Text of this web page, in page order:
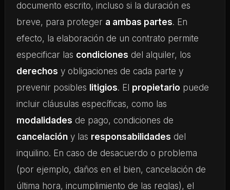
documento escrito, incluso si la duración es
breve, para proteger a ambas partes. En
efecto, la elaboración de un contrato permite
especificar las condiciones del alquiler, los
derechos y obligaciones de cada parte y
prevenir posibles litigios. El propietario puede
incluir cláusulas específicas, como las
modalidades de pago, condiciones de
cancelacióny las responsabilidades del
inquilino. En caso de desacuerdo o problema
(por ejemplo, daños en el bien, cancelación de
última hora, incumplimiento de las reglas), el